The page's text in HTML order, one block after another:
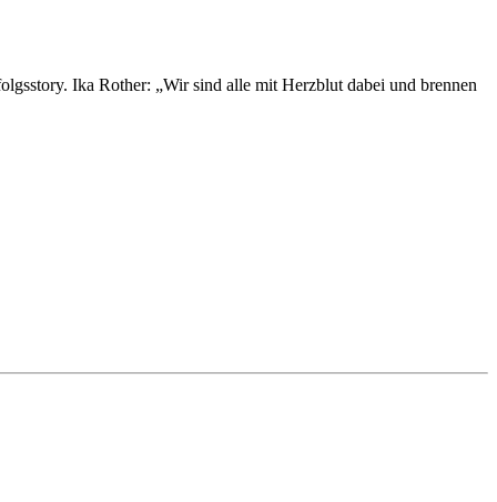
Ika Rother: „Wir sind alle mit Herzblut dabei und brennen